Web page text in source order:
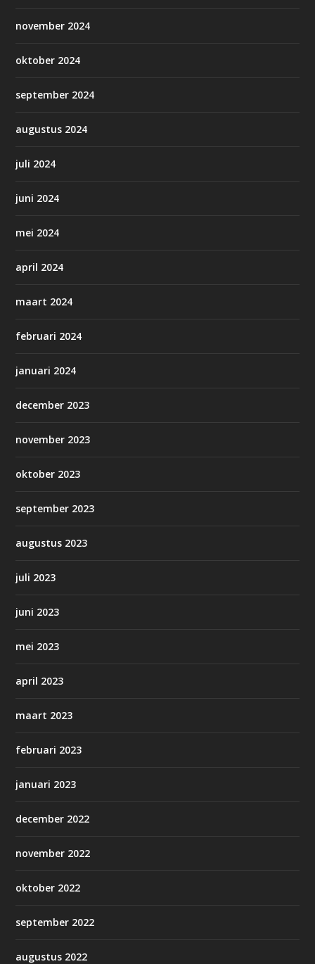
november 2024
oktober 2024
september 2024
augustus 2024
juli 2024
juni 2024
mei 2024
april 2024
maart 2024
februari 2024
januari 2024
december 2023
november 2023
oktober 2023
september 2023
augustus 2023
juli 2023
juni 2023
mei 2023
april 2023
maart 2023
februari 2023
januari 2023
december 2022
november 2022
oktober 2022
september 2022
augustus 2022